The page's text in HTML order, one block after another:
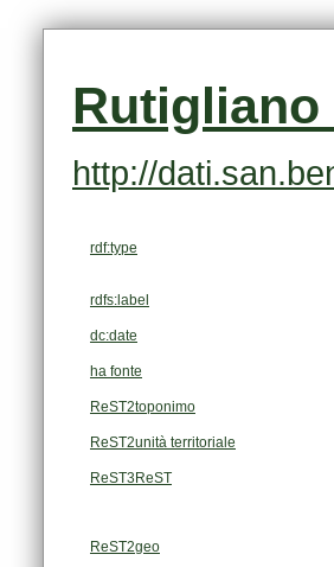
Rutigliano
http://
rdf:type
rdfs:label
dc:date
ha fonte
ReST2toponimo
ReST2unità territoriale
ReST3ReST
ReST2geo